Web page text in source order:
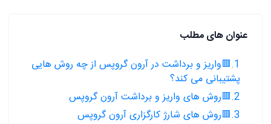
عنوان های مطلب
1.🟥واریز و برداشت در آرون گروپس از چه روش هایی
پشتیبانی می کند؟
2.🟥روش های واریز و برداشت آرون گروپس
3.🟥روش های شارژ کارگزاری آرون گروپس